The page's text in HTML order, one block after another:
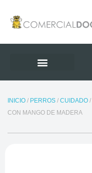
contenido
INICIO/ PERROS/ CUIDADO/
CON MANGO DE MADERA